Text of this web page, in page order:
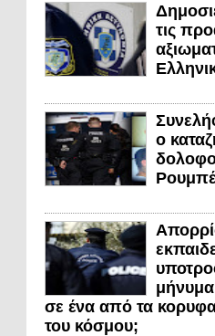
τις
ο
σε ένα από τα
του κόσμου;